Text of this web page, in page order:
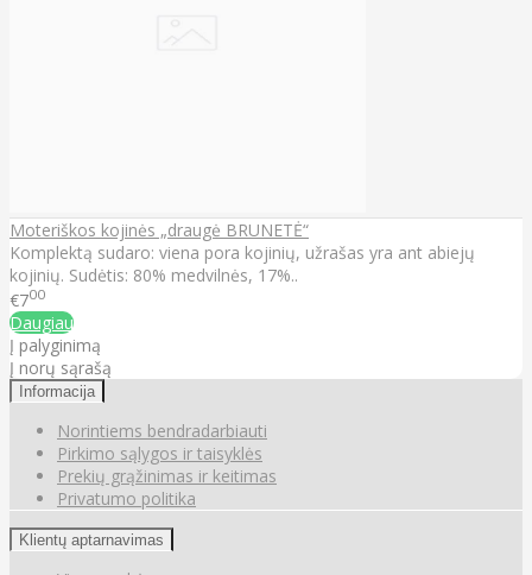
Moteriškos kojinės „draugė BRUNETĖ“
Komplektą sudaro: viena pora kojinių, užrašas yra ant abiejų
kojinių. Sudėtis: 80% medvilnės, 17%..
€700
Daugiau
Į palyginimą
Į norų sąrašą
Informacija
Norintiems bendradarbiauti
Pirkimo sąlygos ir taisyklės
Prekių grąžinimas ir keitimas
Privatumo politika
Klientų aptarnavimas